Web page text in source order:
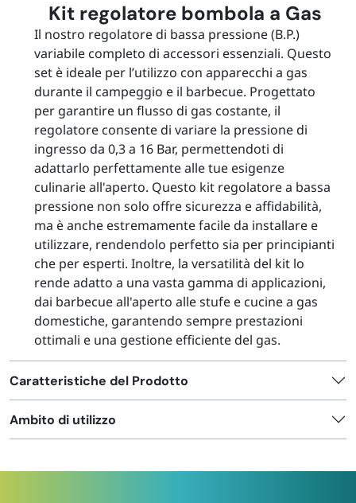
Kit regolatore bombola a Gas
Il nostro regolatore di bassa pressione (B.P.)
variabile completo di accessori essenziali. Questo
set è ideale per l’utilizzo con apparecchi a gas
durante il campeggio e il barbecue. Progettato
per garantire un flusso di gas costante, il
regolatore consente di variare la pressione di
ingresso da 0,3 a 16 Bar, permettendoti di
adattarlo perfettamente alle tue esigenze
culinarie all'aperto. Questo kit regolatore a bassa
pressione non solo offre sicurezza e affidabilità,
ma è anche estremamente facile da installare e
utilizzare, rendendolo perfetto sia per principianti
che per esperti. Inoltre, la versatilità del kit lo
rende adatto a una vasta gamma di applicazioni,
dai barbecue all'aperto alle stufe e cucine a gas
domestiche, garantendo sempre prestazioni
ottimali e una gestione efficiente del gas.
Caratteristiche del Prodotto
Ambito di utilizzo